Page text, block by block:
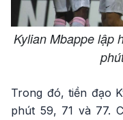
Kylian Mbappe lập
Trong đó, tiền đạo
phút 59, 71 và 77.